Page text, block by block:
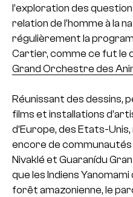
l’exploration des
relation de l’homme à la
régulièrement la
Cartier, comme ce fut le
Grand Orchestre des
Réunissant des dessins,
films et installations
d’Europe, des Etats-
encore de communautés
Nivaklé et Guaranídu
que les Indiens
forêt amazonienne, le